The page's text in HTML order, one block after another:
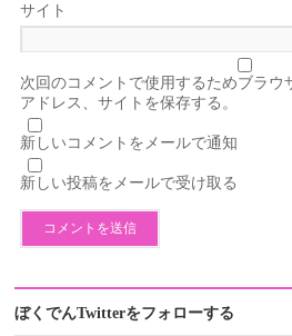
サイト
次回のコメントで使用するためブラウ
アドレス、サイトを保存する。
新しいコメントをメールで通知
新しい投稿をメールで受け取る
ぼくでんTwitterをフォローする